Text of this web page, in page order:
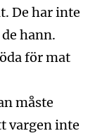
De har inte
hann.
för mat
måste
vargen inte